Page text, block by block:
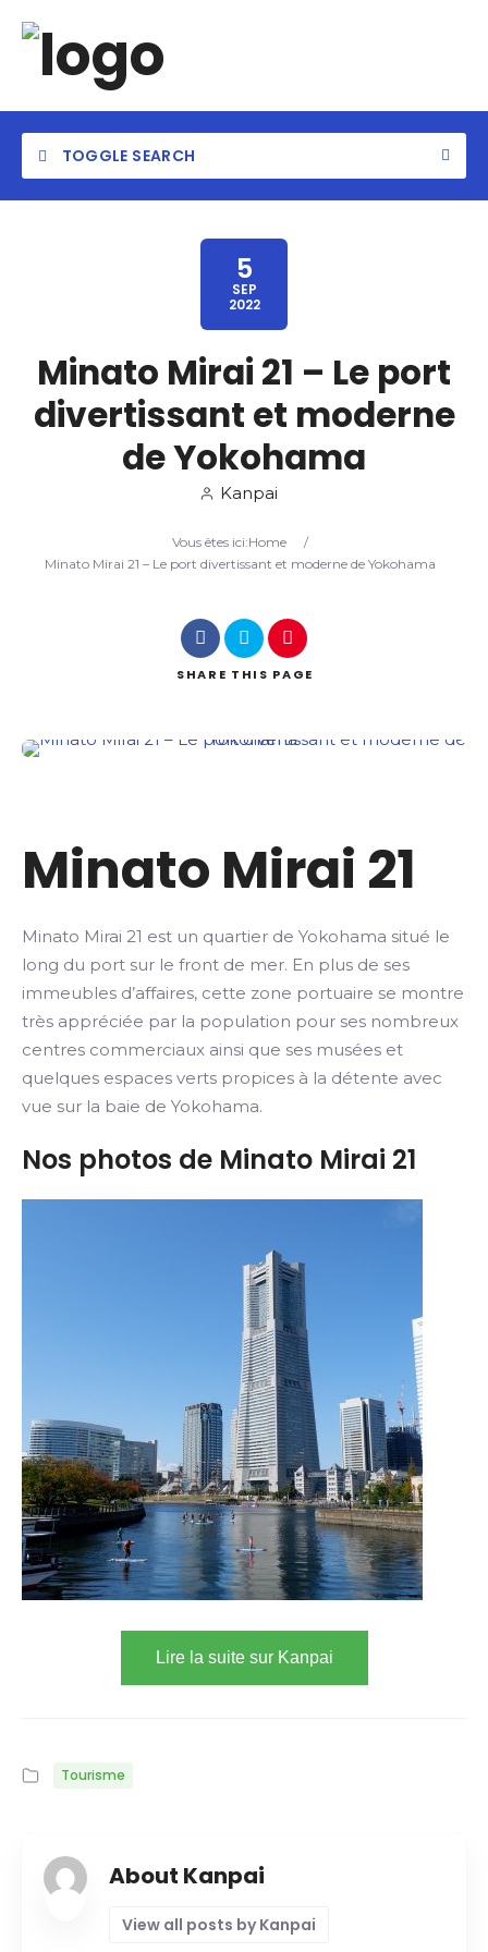
TOGGLE SEARCH
Search
5
SEP
2022
Minato Mirai 21 – Le port
divertissant et moderne
de Yokohama
Kanpai
Vous êtes ici:Home
/
Minato Mirai 21 – Le port divertissant et moderne de Yokohama
SHARE THIS PAGE
Minato Mirai 21
Minato Mirai 21 est un quartier de Yokohama situé le
long du port sur le front de mer. En plus de ses
immeubles d’affaires, cette zone portuaire se montre
très appréciée par la population pour ses nombreux
centres commerciaux ainsi que ses musées et
quelques espaces verts propices à la détente avec
vue sur la baie de Yokohama.
Nos photos de Minato Mirai 21
Lire la suite sur Kanpai
Tourisme
About Kanpai
View all posts by Kanpai